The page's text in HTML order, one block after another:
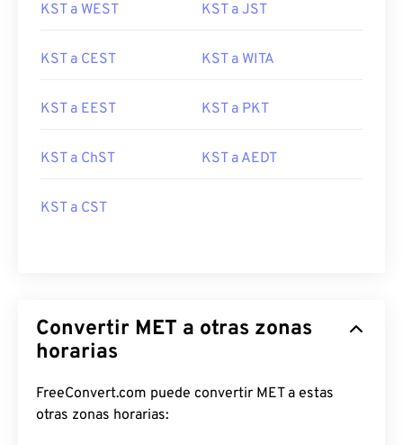
KST a WEST KST a JST
KST a CEST KST a WITA
KST a EEST KST a PKT
KST a ChST KST a AEDT
KST a CST
Convertir MET a otras zonas
horarias
FreeConvert.com puede convertir MET a estas
otras zonas horarias: